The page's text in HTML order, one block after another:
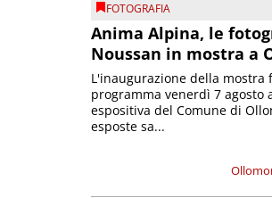
FOTOGRAFIA
Anima Alpina, le
Noussan in mostra a
L'inaugurazione della mostra
programma venerdì 7 agosto
espositiva del Comune di
esposte sa...